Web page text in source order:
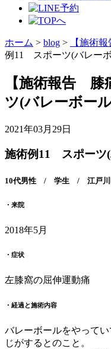
ホーム > blog > 【施術
例11 スポーツ(バレー
【施術報告
ツ(バレーボー
2021年03月29日
施術例11 スポーツ(
10代男性 / 学生 / 江戸川
・来院
2018年5月
・症状
左膝窩の屈伸運動痛
・経過と施術内容
バレーボールをやって
じがするとのこと。